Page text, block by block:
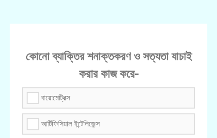
কোনো ব্যাক্তির শনাক্তকরণ ও সত্যতা যাচাই
করার কাজ করে-
বায়োমেট্রিক্স
আর্টিফিসিয়াল ইন্টেলিজেন্স